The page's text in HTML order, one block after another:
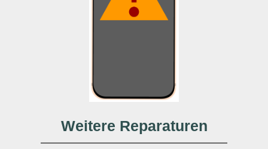
Weitere Reparaturen